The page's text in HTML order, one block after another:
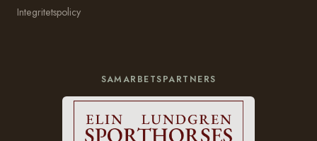
Integritetspolicy
SAMARBETSPARTNERS